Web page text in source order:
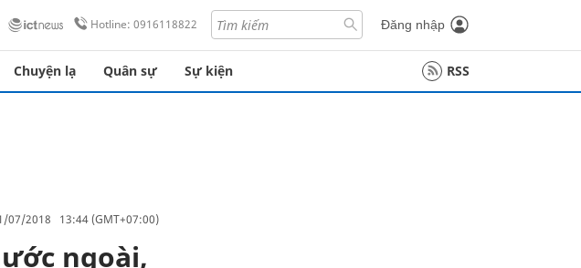
Hotline: 0916118822 Đăng nhập
Chuyện lạ Quân sự Sự kiện RSS
07/2018 13:44 (GMT+07:00)
ngoài,